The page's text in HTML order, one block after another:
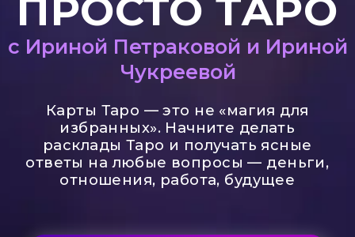
Карты Таро — это не «магия для
избранных». Начните делать
ответы на любые вопросы — деньги,
отношения, работа, будущее
Записаться